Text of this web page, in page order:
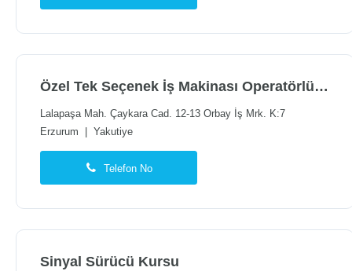
Özel Tek Seçenek İş Makinası Operatörlük Kursu
Lalapaşa Mah. Çaykara Cad. 12-13 Orbay İş Mrk. K:7
Erzurum
Yakutiye
Telefon No
Sinyal Sürücü Kursu